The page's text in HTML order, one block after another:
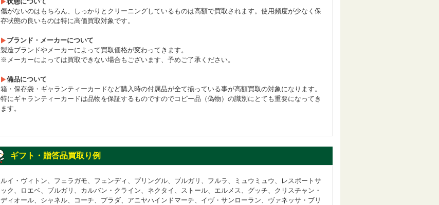
傷がないのはもちろん、しっかりとクリーニングしているものは高額で買取されます。使用頻度が少なく保
存状態の良いものは特に高価買取対象です。
ブランド・メーカーについて
製造ブランドやメーカーによって買取価格が変わってきます。
※メーカーによっては買取できない場合もございます、予めご了承ください。
備品について
箱・保存袋・ギャランティーカードなど購入時の付属品が全て揃っている事が高額買取の対象になります。
特にギャランティーカードは品物を保証するものですのでコピー品（偽物）の識別にとても重要になってき
ます。
ギフト・贈答品買取り例
ルイ・ヴィトン、フェラガモ、フェンディ、プリングル、ブルガリ、フルラ、ミュウミュウ、レスポートサ
ック、ロエベ、ブルガリ、カルバン・クライン、ネクタイ、ストール、エルメス、グッチ、クリスチャン・
ディオール、シャネル、コーチ、プラダ、アニヤハインドマーチ、イヴ・サンローラン、ヴァネッサ・ブリ